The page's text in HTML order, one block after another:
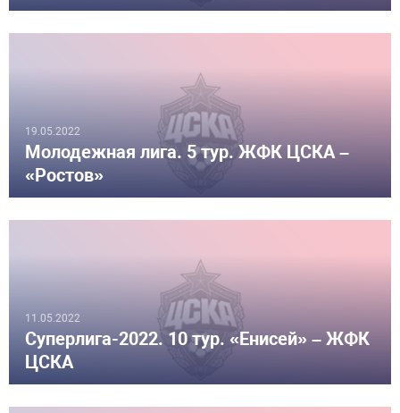
19.05.2022
Молодежная лига. 5 тур. ЖФК ЦСКА –
«Ростов»
11.05.2022
Суперлига-2022. 10 тур. «Енисей» – ЖФК
ЦСКА